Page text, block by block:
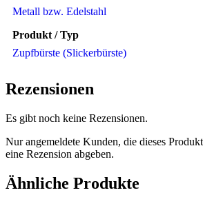
Metall bzw. Edelstahl
Produkt / Typ
Zupfbürste (Slickerbürste)
Rezensionen
Es gibt noch keine Rezensionen.
Nur angemeldete Kunden, die dieses
eine Rezension abgeben.
Ähnliche Produkte